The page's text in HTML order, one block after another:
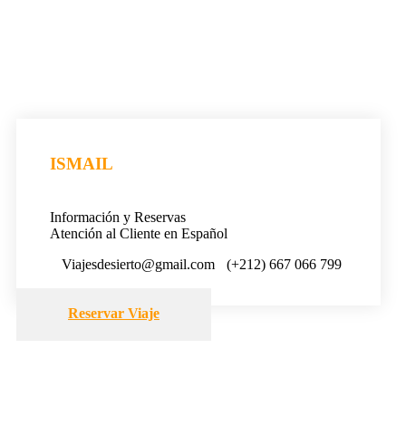
ISMAIL
Información y Reservas
Atención al Cliente en Español
Viajesdesierto@gmail.com
(+212) 667 066 799
Reservar Viaje